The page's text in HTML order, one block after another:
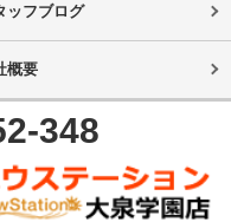
ッフブログ
概要
348